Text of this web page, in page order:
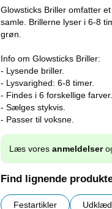
Glowsticks Briller omfatter
samle. Brillerne lyser i 6-8
grøn.
Info om Glowsticks Briller:
- Lysende briller.
- Lysvarighed: 6-8 timer.
- Findes i 6 forskellige farver.
- Sælges stykvis.
- Passer til voksne.
Læs vores anmeldelser
Find lignende
Festartikler